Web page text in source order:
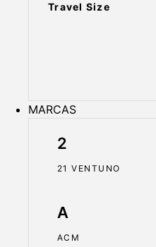
Travel Size
MARCAS
2
21 VENTUNO
A
ACM